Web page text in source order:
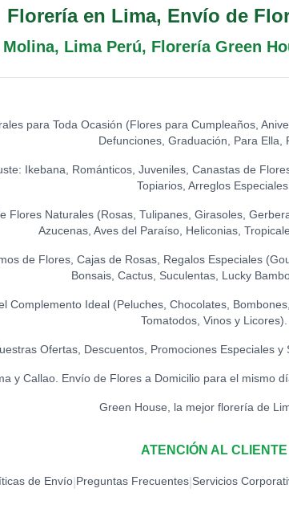
Florería en Lima, Envío de
Lima Perú, Florería Green
para Toda Ocasión (Flores para Cumpleaños,
Defunciones, Graduación, Para Ella,
Ikebana, Románticos, Juveniles, Canastas de
Topiarios, Arreglos Especiales.
Flores Naturales (Rosas, Tulipanes, Girasoles,
Azucenas, Aves del Paraíso, Heliconias,
de Flores, Cajas de Rosas, Regalos Especiales
Bonsais, Cactus, Suculentas, Lucky
Complemento Ideal (Peluches, Chocolates,
Tomatodos, Vinos y Licores).
Ofertas, Descuentos, Promociones Especiales
y Callao. Envío de Flores a Domicilio para el mismo
Green House, la mejor florería de
ATENCIÓN AL CLIENTE
de Envío Preguntas Frecuentes Servicios